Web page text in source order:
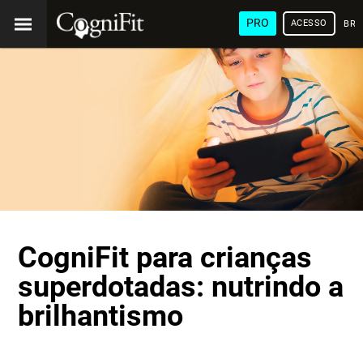
PRO ACESSO
CogniFit para crianças
superdotadas: nutrindo a
brilhantismo